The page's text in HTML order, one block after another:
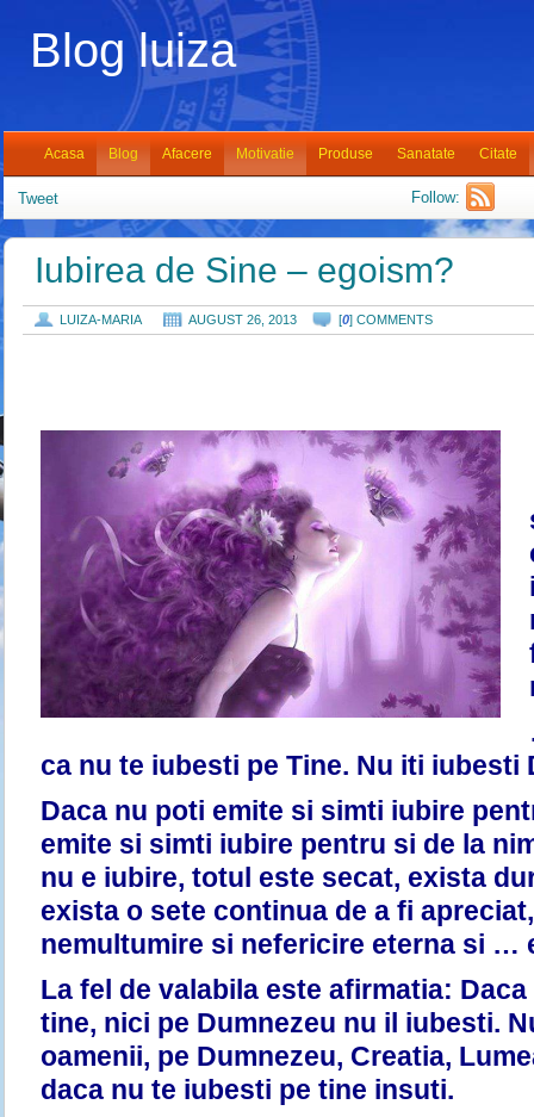
Blog luiza
Acasa Blog Afacere Motivatie Produse Sanatate Citate
Tweet Follow:
Iubirea de Sine – egoism?
LUIZA-MARIA AUGUST 26, 2013 [0] COMMENTS
ca nu te iubesti pe Tine. Nu iti iubesti
Daca nu poti emite si simti iubire
emite si simti iubire pentru si de la
nu e iubire, totul este secat, exista
exista o sete continua de a fi
nemultumire si nefericire eterna si …
La fel de valabila este afirmatia:
tine, nici pe Dumnezeu nu il iubesti.
oamenii, pe Dumnezeu, Creatia,
daca nu te iubesti pe tine insuti.